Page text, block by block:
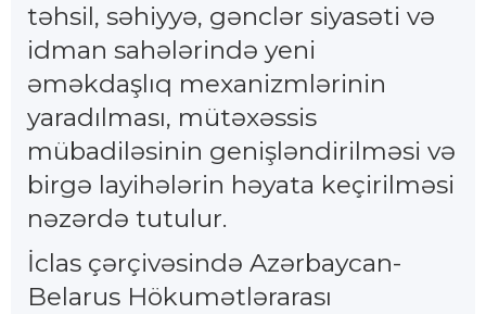
təhsil, səhiyyə, gənclər siyasəti və
idman sahələrində yeni
əməkdaşlıq mexanizmlərinin
yaradılması, mütəxəssis
mübadiləsinin genişləndirilməsi və
birgə layihələrin həyata keçirilməsi
nəzərdə tutulur.
İclas çərçivəsində Azərbaycan-
Belarus Hökumətlərarası